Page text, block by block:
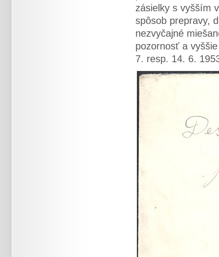
zásielky s vyšším
spôsob prepravy,
nezvyčajné
pozornosť a
7. resp. 14. 6.